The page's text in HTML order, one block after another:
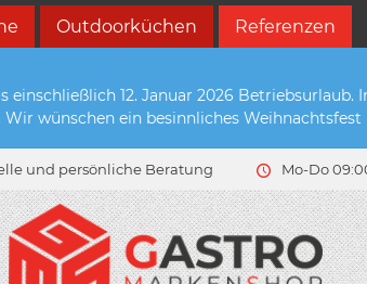
Outdoorküchen Referenzen
12. Januar 2026
wünschen ein besinnliches
und persönliche Beratung Mo-Do